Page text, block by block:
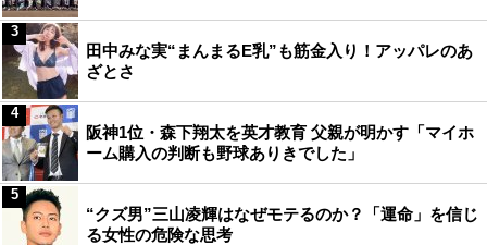
田中みな実“まんまるE乳”も筋金入り！アッパレのあ
ざとさ
3
阪神1位・森下翔太を英才教育 父親が明かす「マイホ
ーム購入の判断も野球ありきでした」
4
“クズ男”三山凌輝はなぜモテるのか？「運命」を信じ
る女性の危険な思考
5